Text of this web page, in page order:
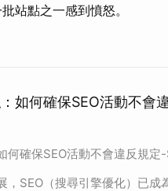
站點之一感到憤怒。
如何確保SEO活動不會
何確保SEO活動不會違反規定
，SEO（搜尋引擎優化）已成